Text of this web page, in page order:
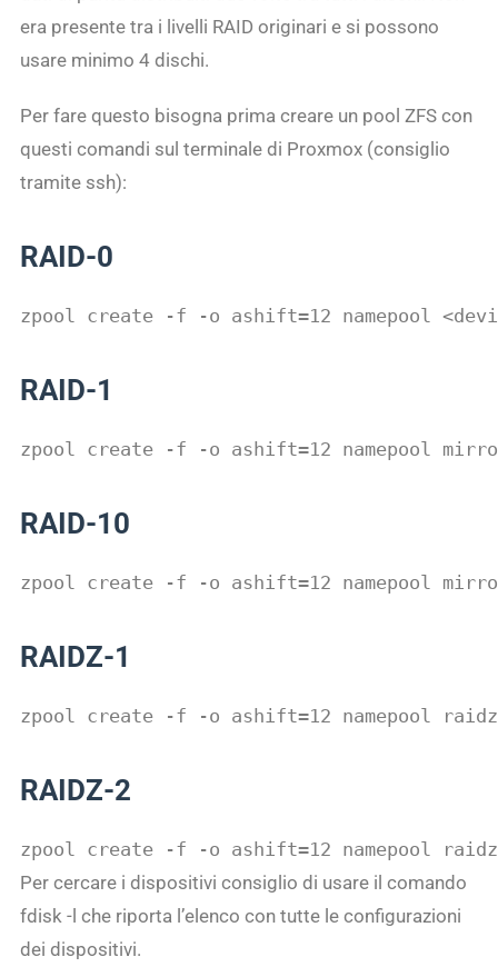
era presente tra i livelli RAID originari e si possono
usare minimo 4 dischi.
Per fare questo bisogna prima creare un pool ZFS con
questi comandi sul terminale di Proxmox (consiglio
tramite ssh):
RAID-0
zpool create -f -o ashift=12 namepool
RAID-1
zpool create -f -o ashift=12 namepool
RAID-10
zpool create -f -o ashift=12 namepool
RAIDZ-1
zpool create -f -o ashift=12 namepool
RAIDZ-2
zpool create -f -o ashift=12 namepool
Per cercare i dispositivi consiglio di usare il comando
fdisk -l che riporta l’elenco con tutte le configurazioni
dei dispositivi.